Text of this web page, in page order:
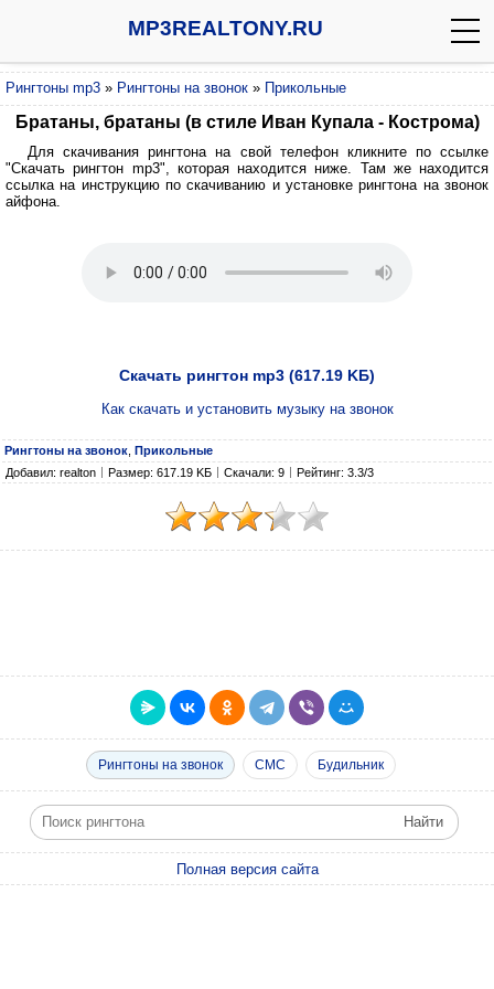
MP3REALTONY.RU
Рингтоны mp3 » Рингтоны на звонок » Прикольные
Братаны, братаны (в стиле Иван Купала - Кострома)
Для скачивания рингтона на свой телефон кликните по ссылке
"Скачать рингтон mp3", которая находится ниже. Там же находится
ссылка на инструкцию по скачиванию и установке рингтона на звонок
айфона.
Скачать рингтон mp3 (617.19 KБ)
Как скачать и установить музыку на звонок
Рингтоны на звонок Прикольные
Добавил: realton
Размер: 617.19 KБ Скачали: 9 Рейтинг: 3.3/3
Рингтоны на звонок СМС Будильник
Полная версия сайта